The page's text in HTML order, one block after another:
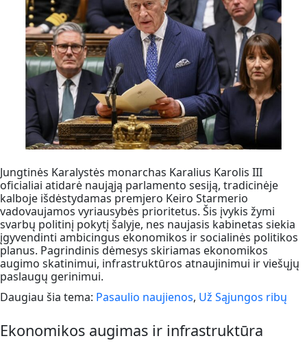
Jungtinės Karalystės monarchas Karalius Karolis III
oficialiai atidarė naująją parlamento sesiją, tradicinėje
kalboje išdėstydamas premjero Keiro Starmerio
vadovaujamos vyriausybės prioritetus. Šis įvykis žymi
svarbų politinį pokytį šalyje, nes naujasis kabinetas siekia
įgyvendinti ambicingus ekonomikos ir socialinės politikos
planus. Pagrindinis dėmesys skiriamas ekonomikos
augimo skatinimui, infrastruktūros atnaujinimui ir viešųjų
paslaugų gerinimui.
Daugiau šia tema: Pasaulio naujienos, Už Sąjungos ribų
Ekonomikos augimas ir infrastruktūra